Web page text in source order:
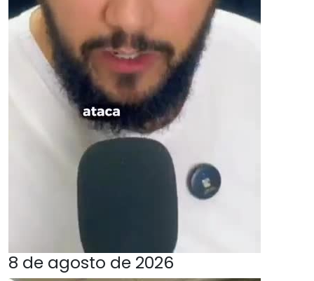
8 de agosto de 2026